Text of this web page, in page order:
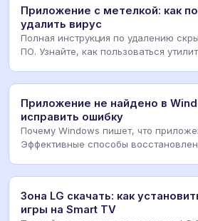
Приложение с метелкой: как
удалить вирус
Полная инструкция по удалению
ПО. Узнайте, как пользоваться
Приложение не найдено в
исправить ошибку
Почему Windows пишет, что
Эффективные способы
Зона LG скачать: как
игры на Smart TV